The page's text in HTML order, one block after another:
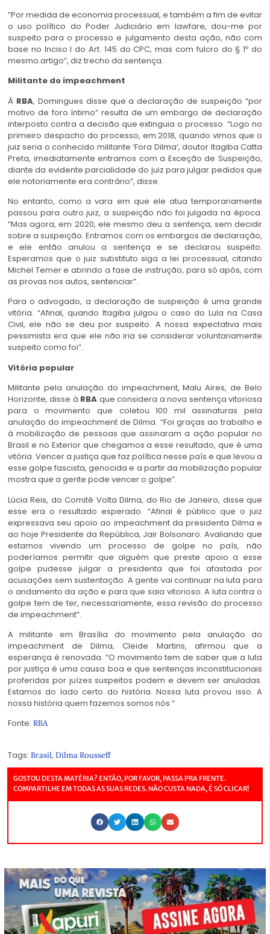
“Por medida de economia processual, e também a fim de evitar
o uso político do Poder Judiciário em lawfare, dou-me por
suspeito para o processo e julgamento desta ação, não com
base no Inciso I do Art. 145 do CPC, mas com fulcro do § 1º do
mesmo artigo”, diz trecho da sentença.
Militante do impeachment
À RBA, Domingues disse que a declaração de suspeição “por
motivo de foro íntimo” resulta de um embargo de declaração
interposto contra a decisão que extinguia o processo. “Logo no
primeiro despacho do processo, em 2018, quando vimos que o
juiz seria o conhecido militante ‘Fora Dilma‘, doutor Itagiba Catta
Preta, imediatamente entramos com a Exceção de Suspeição,
diante da evidente parcialidade do juiz para julgar pedidos que
ele notoriamente era contrário”, disse.
No entanto, como a vara em que ele atua temporariamente
passou para outro juiz, a suspeição não foi julgada na época.
“Mas agora, em 2020, ele mesmo deu a sentença, sem decidir
sobre a suspeição. Entramos com os embargos de declaração,
e ele então anulou a sentença e se declarou suspeito.
Esperamos que o juiz substituto siga a lei processual, citando
Michel Temer e abrindo a fase de instrução, para só após, com
as provas nos autos, sentenciar”.
Para o advogado, a declaração de suspeição é uma grande
vitória. “Afinal, quando Itagiba julgou o caso do Lula na Casa
Civil, ele não se deu por suspeito. A nossa expectativa mais
pessimista era que ele não iria se considerar voluntariamente
suspeito como foi”.
Vitória popular
Militante pela anulação do impeachment, Malu Aires, de Belo
Horizonte, disse à RBA que considera a nova sentença vitoriosa
para o movimento que coletou 100 mil assinaturas pela
anulação do impeachment de Dilma. “Foi graças ao trabalho e
à mobilização de pessoas que assinaram a ação popular no
Brasil e no Exterior que chegamos a esse resultado, que é uma
vitória. Vencer a justiça que faz política nesse país e que levou a
esse golpe fascista, genocida e a partir da mobilização popular
mostra que a gente pode vencer o golpe”.
Lúcia Reis, do Comitê Volta Dilma, do Rio de Janeiro, disse que
esse era o resultado esperado. “Afinal é público que o juiz
expressava seu apoio ao impeachment da presidenta Dilma e
ao hoje Presidente da República, Jair Bolsonaro. Avaliando que
estamos vivendo um processo de golpe no país, não
poderíamos permitir que alguém que preste apoio a esse
golpe pudesse julgar a presidenta que foi afastada por
acusações sem sustentação. A gente vai continuar na luta para
o andamento da ação e para que saia vitorioso. A luta contra o
golpe tem de ter, necessariamente, essa revisão do processo
de impeachment”.
A militante em Brasília do movimento pela anulação do
impeachment de Dilma, Cleide Martins, afirmou que a
esperança é renovada. “O movimento tem de saber que a luta
por justiça é uma causa boa e que sentenças inconstitucionais
proferidas por juízes suspeitos podem e devem ser anuladas.
Estamos do lado certo do história. Nossa luta provou isso. A
nossa história quem fazemos somos nós.”
Fonte: RBA
Tags: Brasil, Dilma Rousseff
GOSTOU DESTA MATÉRIA? ENTÃO, POR FAVOR, PASSA PRA FRENTE.
COMPARTILHE EM TODAS AS SUAS REDES. NÃO CUSTA NADA, É SÓ CLICAR!